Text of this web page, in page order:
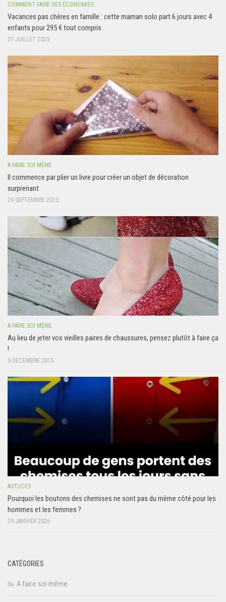
COMMENT FAIRE DES ÉCONOMIES
Vacances pas chères en famille : cette maman solo part 6 jours avec 4
enfants pour 295 € tout compris
27 JUILLET 2025
A FAIRE SOI MÊME
Il commence par plier un livre pour créer un objet de décoration
surprenant
24 SEPTEMBRE 2015
A FAIRE SOI MÊME
Au lieu de jeter vos vieilles paires de chaussures, pensez plutôt à faire ça
!
9 DÉCEMBRE 2015
ASTUCES
Pourquoi les boutons des chemises ne sont pas du même côté pour les
hommes et les femmes ?
29 JANVIER 2026
CATÉGORIES
A faire soi même